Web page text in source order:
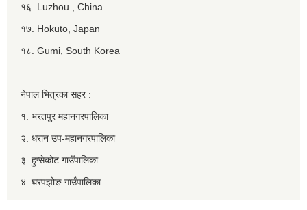
१६. Luzhou , China
१७. Hokuto, Japan
१८. Gumi, South Korea
नेपाल भित्रका सहर :
१. भरतपुर महानगरपालिका
२. धरान उप-महानगरपालिका
३. हुप्सेकोट गाउँपालिका
४. घरपझोङ गाउँपालिका